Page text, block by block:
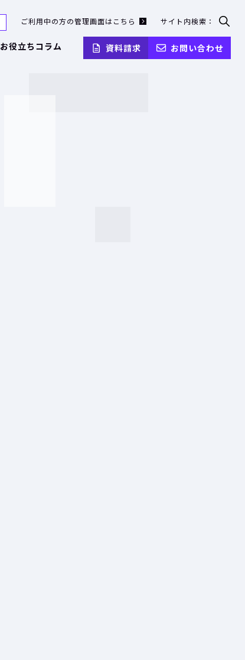
ご利用中の方の管理画面はこちら サイト内検索：
検
索
フ
お役立ちコラム 資料請求 お問い合わせ